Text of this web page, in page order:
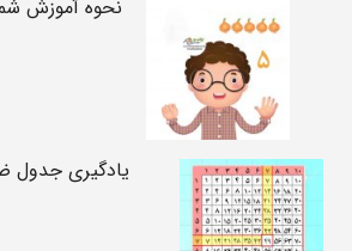
نحوه آموزش
یادگیری جدول